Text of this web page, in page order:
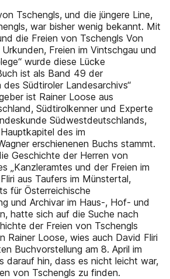
Tschengls, und die jüngere Line,
war bisher wenig bekannt. Mit
die Freien von Tschengls Von
Freien im Vintschgau und
wurde diese Lücke
ist als Band 49 der
des Südtiroler Landesarchivs“
ist Rainer Loose aus
Südtirolkenner und Experte
Südwestdeutschlands,
des im
erschienenen Buchs stammt.
Geschichte der Herren von
„Kanzleramtes und der Freien im
aus Taufers im Münstertal,
für Österreichische
und Archivar im Haus-, Hof- und
hatte sich auf die Suche nach
der Freien von Tschengls
Rainer Loose, wies auch David Fliri
Buchvorstellung am 8. April im
darauf hin, dass es nicht leicht war,
von Tschengls zu finden.